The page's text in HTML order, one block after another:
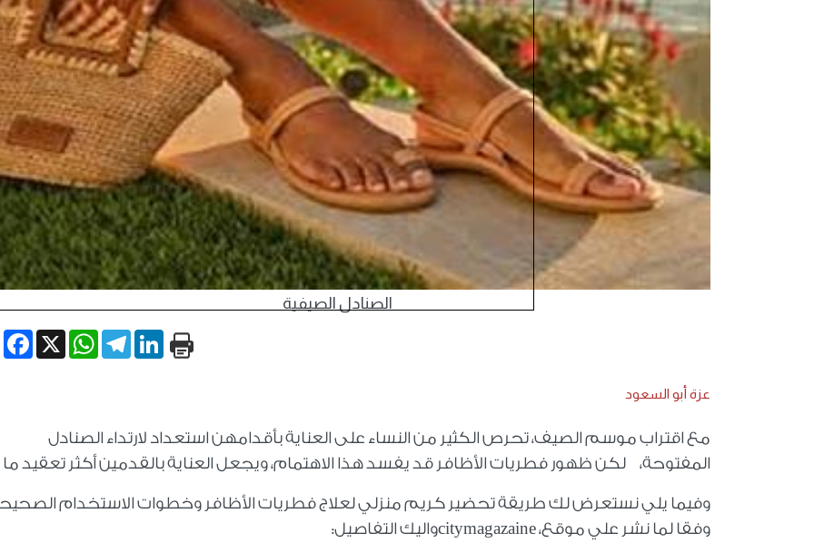
الصنادل الصيفية
X
WhatsApp
TelegramLinkedIn
عزة أبو السعود
مع اقتراب موسم الصيف، تحرص الكثير من النساء على العناية بأقدامهن استعداد لارتداء الصنادل
المفتوحة، لكن ظهور فطريات الأظافر قد يفسد هذا الاهتمام، ويجعل العناية بالقدمين أكثر تعقيد ما
وفيما يلي نستعرض لك طريقة تحضير كريم منزلي لعلاج فطريات الأظافر وخطوات الاستخدام
وفقا لما نشر علي موقع،citymagazaineواليك التفاصيل: